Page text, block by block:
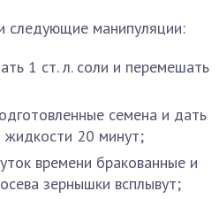
следующие манипуляции:
1 ст. л. соли и перемешать
семена и дать
жидкости 20 минут;
времени бракованные и
зернышки всплывут;